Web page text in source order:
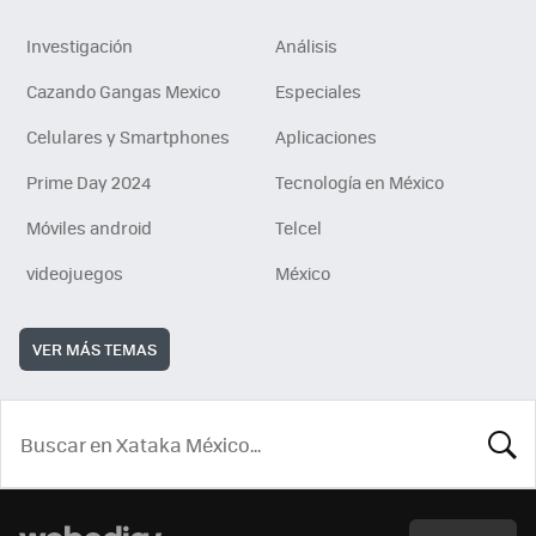
Investigación
Análisis
Cazando Gangas Mexico
Especiales
Celulares y Smartphones
Aplicaciones
Prime Day 2024
Tecnología en México
Móviles android
Telcel
videojuegos
México
VER MÁS TEMAS